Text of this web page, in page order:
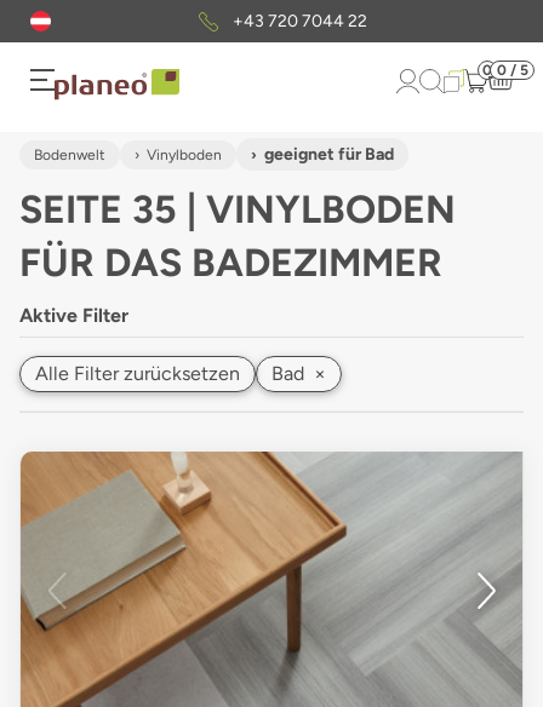
KostenloserMusterversand
0 0 / 5
Bodenwelt Vinylboden geeignet für Bad
SEITE 35 | VINYLBODEN
FÜR DAS BADEZIMMER
Aktive Filter
Alle Filter zurücksetzen Bad ×